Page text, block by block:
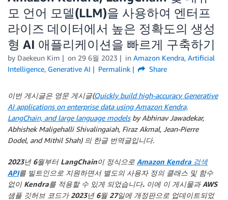
모 언어 모델(LLM)을 사용하여 엔터프
라이즈 데이터에서 높은 정확도의 생성
형 AI 애플리케이션을 빠르게 구축하기
by Daekeun Kim on 29 6월 2023 in Amazon Kendra, Artificial
Intelligence, Generative AI Permalink Share
이번 게시글은 영문 게시글(Quickly build high-accuracy Generative
AI applications on enterprise data using Amazon Kendra,
LangChain, and large language modelsby Abhinav Jawadekar,
Abhishek Maligehalli Shivalingaiah, Firaz Akmal, Jean-Pierre
Dodel, and Mithil Shah) 의 한글 번역글입니다.
2023년 6월부터 LangChain이 정식으로 Amazon Kendra 검색
API를 빌트인으로 지원하면서 별도의 사용자 정의 클래스 및 함수
없이 Kendra를 적용할 수 있게 되었습니다. 이에 이 게시물과 AWS
샘플 깃허브 코드가 2023년 6월 27일에 개정판으로 업데이트되었